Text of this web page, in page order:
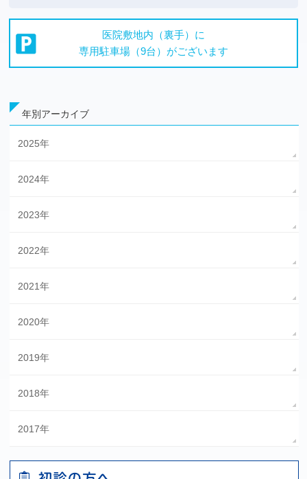
医院敷地内（裏手）に
専用駐車場（9台）がございます
年別アーカイブ
2025年
2024年
2023年
2022年
2021年
2020年
2019年
2018年
2017年